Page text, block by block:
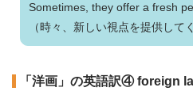
Sometimes, they offer a fresh
（時々、新しい視点を提供して
「洋画」の英語訳④ foreign